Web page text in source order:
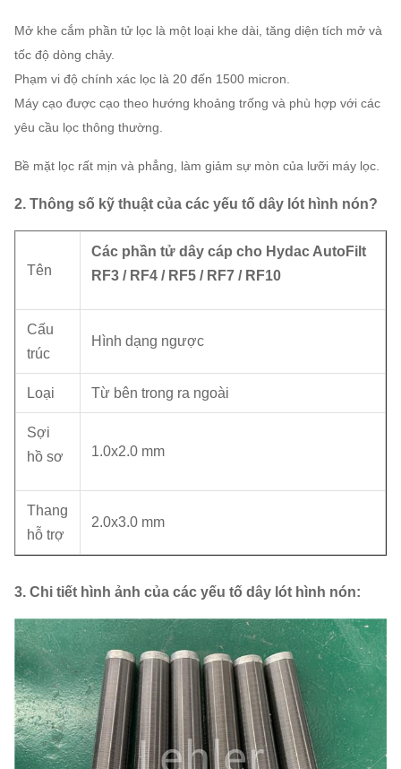
Mở khe cắm phần tử lọc là một loại khe dài, tăng diện tích mở và
tốc độ dòng chảy.
Phạm vi độ chính xác lọc là 20 đến 1500 micron.
Máy cạo được cạo theo hướng khoảng trống và phù hợp với các
yêu cầu lọc thông thường.
Bề mặt lọc rất mịn và phẳng, làm giảm sự mòn của lưỡi máy lọc.
2. Thông số kỹ thuật của các yếu tố dây lót hình nón?
Tên
Các phần tử dây cáp cho Hydac AutoFilt
RF3 / RF4 / RF5 / RF7 / RF10
Cấu
trúc
Hình dạng ngược
Loại Từ bên trong ra ngoài
Sợi
hồ sơ
1.0x2.0 mm
Thang
hỗ trợ
2.0x3.0 mm
3. Chi tiết hình ảnh của các yếu tố dây lót hình nón: